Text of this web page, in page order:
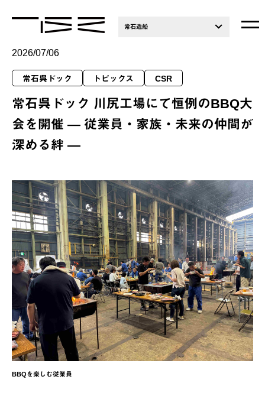
常石造船
2026/07/06
常石呉ドック トピックス CSR
常石呉ドック 川尻工場にて恒例のBBQ大
会を開催 ― 従業員・家族・未来の仲間が
深める絆 ―
BBQを楽しむ従業員